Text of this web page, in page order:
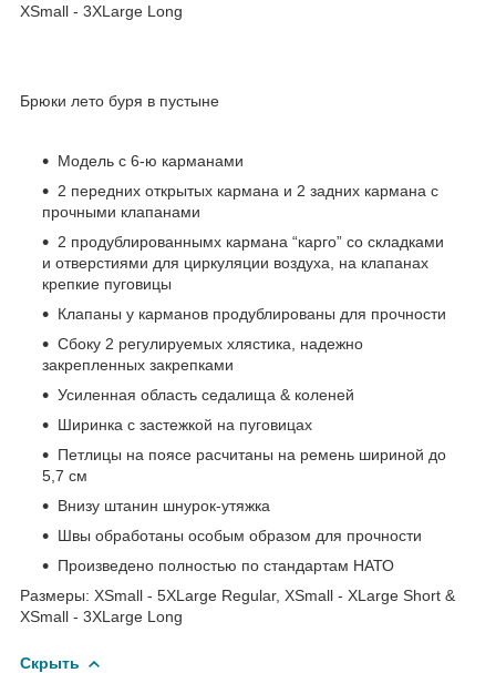
XSmall - 3XLarge Long
Брюки лето буря в пустыне
Модель с 6-ю карманами
2 передних открытых кармана и 2 задних кармана с
прочными клапанами
2 продублированнымх кармана “карго” со складками
и отверстиями для циркуляции воздуха, на клапанах
крепкие пуговицы
Клапаны у карманов продублированы для прочности
Сбоку 2 регулируемых хлястика, надежно
закрепленных закрепками
Усиленная область седалища & коленей
Ширинка с застежкой на пуговицах
Петлицы на поясе расчитаны на ремень шириной до
5,7 см
Внизу штанин шнурок-утяжка
Швы обработаны особым образом для прочности
Произведено полностью по стандартам НАТО
Размеры: XSmall - 5XLarge Regular, XSmall - XLarge Short &
XSmall - 3XLarge Long
Скрыть